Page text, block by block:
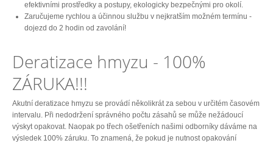
efektivními prostředky a postupy, ekologicky bezpečnými pro okolí.
Zaručujeme rychlou a účinnou službu v nejkratším možném termínu -
dojezd do 2 hodin od zavolání!
Deratizace hmyzu - 100%
ZÁRUKA!!!
Akutní deratizace hmyzu se provádí několikrát za sebou v určitém časovém
intervalu. Při nedodržení správného počtu zásahů se může nežádoucí
výskyt opakovat. Naopak po třech ošetřeních našimi odborníky dáváme na
výsledek 100% záruku. To znamená, že pokud je nutnost opakování